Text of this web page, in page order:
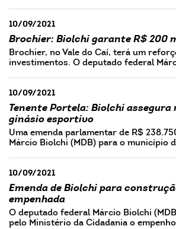
10/09/2021
Brochier: Biolchi garante R$ 200
Brochier, no Vale do Caí, terá um
investimentos. O deputado federal
10/09/2021
Tenente Portela: Biolchi assegura
ginásio esportivo
Uma emenda parlamentar de R$
Márcio Biolchi (MDB) para o município
10/09/2021
Emenda de Biolchi para
empenhada
O deputado federal Márcio Biolchi
pelo Ministério da Cidadania o